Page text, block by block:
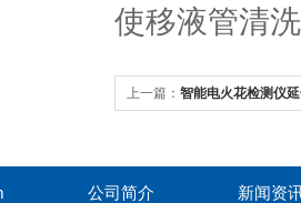
使移液管清
上一篇： 智能电火花检测仪
公司简介 新闻资